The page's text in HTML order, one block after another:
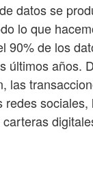
datos se
lo que
90% de los
últimos años.
las
redes sociales,